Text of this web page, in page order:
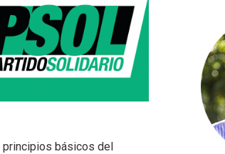
principios básicos del